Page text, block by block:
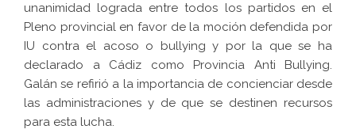
unanimidad lograda entre todos los partidos en el
Pleno provincial en favor de la moción defendida por
IU contra el acoso o bullying y por la que se ha
declarado a Cádiz como Provincia Anti Bullying.
Galán se refirió a la importancia de concienciar desde
las administraciones y de que se destinen recursos
para esta lucha.